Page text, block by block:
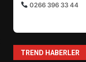
0266 396 33 44
TREND HABERLER
1